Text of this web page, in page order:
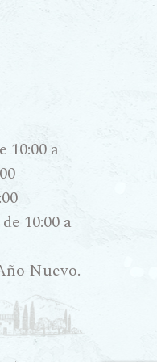
ist
und
zu
hier den
dem
10:00 a
10:00 a
Nuevo.